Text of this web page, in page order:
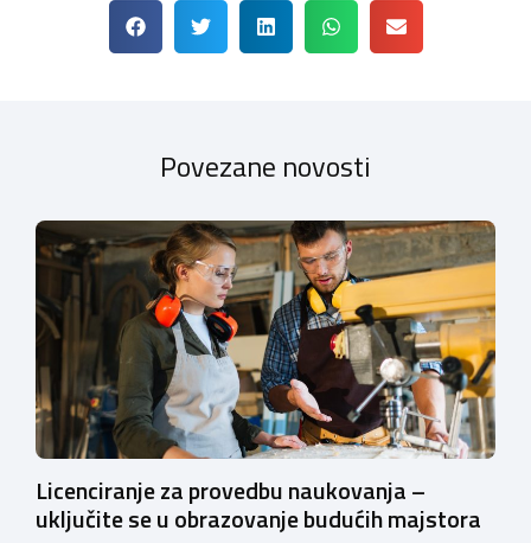
Povezane novosti
Licenciranje za provedbu naukovanja –
uključite se u obrazovanje budućih majstora